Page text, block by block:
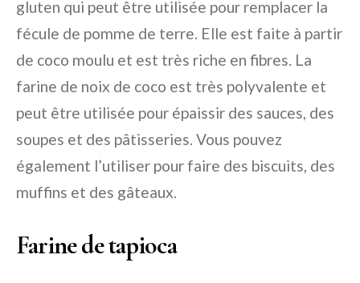
gluten qui peut être utilisée pour remplacer la
fécule de pomme de terre. Elle est faite à partir
de coco moulu et est très riche en fibres. La
farine de noix de coco est très polyvalente et
peut être utilisée pour épaissir des sauces, des
soupes et des pâtisseries. Vous pouvez
également l’utiliser pour faire des biscuits, des
muffins et des gâteaux.
Farine de tapioca